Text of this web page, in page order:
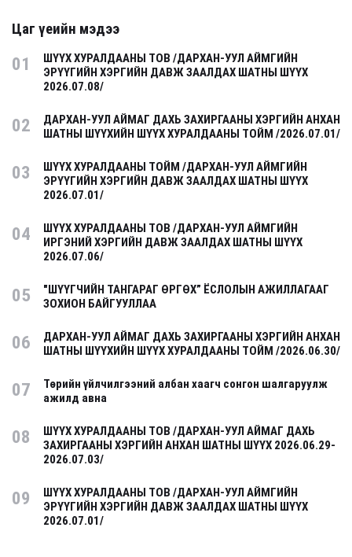
Цаг үеийн мэдээ
01
ШҮҮХ ХУРАЛДААНЫ ТОВ /ДАРХАН-УУЛ АЙМГИЙН
ЭРҮҮГИЙН ХЭРГИЙН ДАВЖ ЗААЛДАХ ШАТНЫ ШҮҮХ
2026.07.08/
02
ДАРХАН-УУЛ АЙМАГ ДАХЬ ЗАХИРГААНЫ ХЭРГИЙН АНХАН
ШАТНЫ ШҮҮХИЙН ШҮҮХ ХУРАЛДААНЫ ТОЙМ /2026.07.01/
03
ШҮҮХ ХУРАЛДААНЫ ТОЙМ /ДАРХАН-УУЛ АЙМГИЙН
ЭРҮҮГИЙН ХЭРГИЙН ДАВЖ ЗААЛДАХ ШАТНЫ ШҮҮХ
2026.07.01/
04
ШҮҮХ ХУРАЛДААНЫ ТОВ /ДАРХАН-УУЛ АЙМГИЙН
ИРГЭНИЙ ХЭРГИЙН ДАВЖ ЗААЛДАХ ШАТНЫ ШҮҮХ
2026.07.06/
05
"ШҮҮГЧИЙН ТАНГАРАГ ӨРГӨХ” ЁСЛОЛЫН АЖИЛЛАГААГ
ЗОХИОН БАЙГУУЛЛАА
06
ДАРХАН-УУЛ АЙМАГ ДАХЬ ЗАХИРГААНЫ ХЭРГИЙН АНХАН
ШАТНЫ ШҮҮХИЙН ШҮҮХ ХУРАЛДААНЫ ТОЙМ /2026.06.30/
07
Төрийн үйлчилгээний албан хаагч сонгон шалгаруулж
ажилд авна
08
ШҮҮХ ХУРАЛДААНЫ ТОВ /ДАРХАН-УУЛ АЙМАГ ДАХЬ
ЗАХИРГААНЫ ХЭРГИЙН АНХАН ШАТНЫ ШҮҮХ 2026.06.29-
2026.07.03/
09
ШҮҮХ ХУРАЛДААНЫ ТОВ /ДАРХАН-УУЛ АЙМГИЙН
ЭРҮҮГИЙН ХЭРГИЙН ДАВЖ ЗААЛДАХ ШАТНЫ ШҮҮХ
2026.07.01/